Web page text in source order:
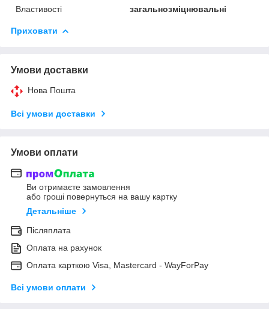
Властивості
загальнозміцнювальні
Приховати
Умови доставки
Нова Пошта
Всі умови доставки
Умови оплати
Ви отримаєте замовлення
або гроші повернуться на вашу картку
Детальніше
Післяплата
Оплата на рахунок
Оплата карткою Visa, Mastercard - WayForPay
Всі умови оплати